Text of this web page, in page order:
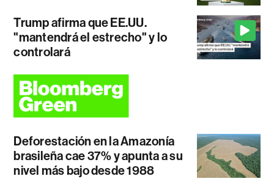
Trump afirma que EE.UU.
"mantendrá el estrecho" y lo
controlará
Deforestación en la Amazonía
brasileña cae 37% y apunta a su
nivel más bajo desde 1988